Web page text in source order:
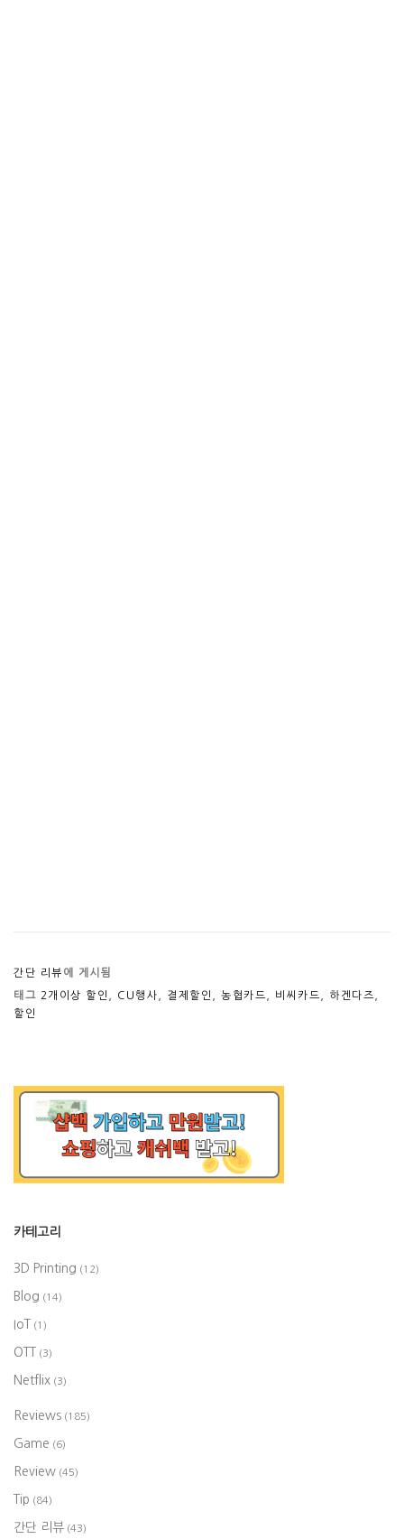
간단 리뷰 에 게시됨
태그 2개이상 할인 CU행사 결제할인 농협카드 비씨카드 하겐다즈
할인
카테고리
3D Printing (12)
Blog (14)
IoT (1)
OTT (3)
Netflix (3)
Reviews (185)
Game (6)
Review (45)
Tip (84)
간단 리뷰 (43)